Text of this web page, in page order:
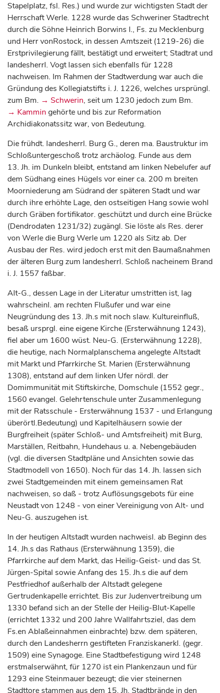
Stapelplatz, fsl. Res.) und wurde zur wichtigsten Stadt der
Herrschaft Werle. 1228 wurde das Schweriner Stadtrecht
durch die Söhne Heinrich Borwins I., Fs. zu Mecklenburg
und Herr vonRostock, in dessen Amtszeit (1219-26) die
Erstprivilegierung fällt, bestätigt und erweitert; Stadtrat und
landesherrl. Vogt lassen sich ebenfalls für 1228
nachweisen. Im Rahmen der Stadtwerdung war auch die
Gründung des Kollegiatstifts i. J. 1226, welches ursprüngl.
zum Bm. → Schwerin, seit um 1230 jedoch zum Bm.
→ Kammin gehörte und bis zur Reformation
Archidiakonatssitz war, von Bedeutung.
Die frühdt. landesherrl. Burg G., deren ma. Baustruktur im
Schloßuntergeschoß trotz archäolog. Funde aus dem
13. Jh. im Dunkeln bleibt, entstand am linken Nebelufer auf
dem Südhang eines Hügels vor einer ca. 200 m breiten
Moorniederung am Südrand der späteren Stadt und war
durch ihre erhöhte Lage, den ostseitigen Hang sowie wohl
durch Gräben fortifikator. geschützt und durch eine Brücke
(Dendrodaten 1231/32) zugängl. Sie löste als Res. derer
von Werle die Burg Werle um 1220 als Sitz ab. Der
Ausbau der Res. wird jedoch erst mit den Baumaßnahmen
der älteren Burg zum landesherrl. Schloß nacheinem Brand
i. J. 1557 faßbar.
Alt-G., dessen Lage in der Literatur umstritten ist, lag
wahrscheinl. am rechten Flußufer und war eine
Neugründung des 13. Jh.s mit noch slaw. Kultureinfluß,
besaß ursprgl. eine eigene Kirche (Ersterwähnung 1243),
fiel aber um 1600 wüst. Neu-G. (Ersterwähnung 1228),
die heutige, nach Normalplanschema angelegte Altstadt
mit Markt und Pfarrkirche St. Marien (Ersterwähnung
1308), entstand auf dem linken Ufer nördl. der
Domimmunität mit Stiftskirche, Domschule (1552 gegr.,
1560 evangel. Gelehrtenschule unter Zusammenlegung
mit der Ratsschule - Ersterwähnung 1537 - und Erlangung
überörtl.Bedeutung) und Kapitelhäusern sowie der
Burgfreiheit (später Schloß- und Amtsfreiheit) mit Burg,
Marställen, Reitbahn, Hundehaus u. a. Nebengebäuden
(vgl. die diversen Stadtpläne und Ansichten sowie das
Stadtmodell von 1650). Noch für das 14. Jh. lassen sich
zwei Stadtgemeinden mit einem gemeinsamen Rat
nachweisen, so daß - trotz Auflösungsgebots für eine
Neustadt von 1248 - von einer Vereinigung von Alt- und
Neu-G. auszugehen ist.
In der heutigen Altstadt wurden nachweisl. ab Beginn des
14. Jh.s das Rathaus (Ersterwähnung 1359), die
Pfarrkirche auf dem Markt, das Heilig-Geist- und das St.
Jürgen-Spital sowie Anfang des 15. Jh.s die auf dem
Pestfriedhof außerhalb der Altstadt gelegene
Gertrudenkapelle errichtet. Bis zur Judenvertreibung um
1330 befand sich an der Stelle der Heilig-Blut-Kapelle
(errichtet 1332 und 200 Jahre Wallfahrtsziel, das dem
Fs.en Ablaßeinnahmen einbrachte) bzw. dem späteren,
durch den Landesherrn gestifteten Franziskanerkl. (gegr.
1509) eine Synagoge. Eine Stadtbefestigung wird 1248
erstmalserwähnt, für 1270 ist ein Plankenzaun und für
1293 eine Steinmauer bezeugt; die vier steinernen
Stadttore stammen aus dem 15. Jh. Stadtbrände in den